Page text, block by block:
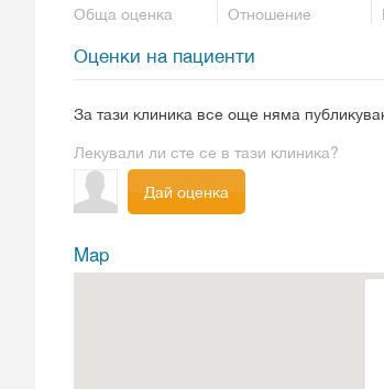
Обща оценка Отношение
Оценки на пациенти
За тази клиника все още няма
Лекували ли сте се в тази клиника?
Дай оценка
Map